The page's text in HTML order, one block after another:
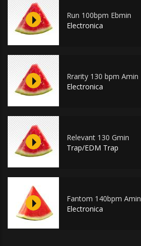
Run 100bpm Ebmin
Electronica
Rrarity 130 bpm Amin
Electronica
Relevant 130 Gmin
Trap/EDM Trap
Fantom 140bpm Amin
Electronica